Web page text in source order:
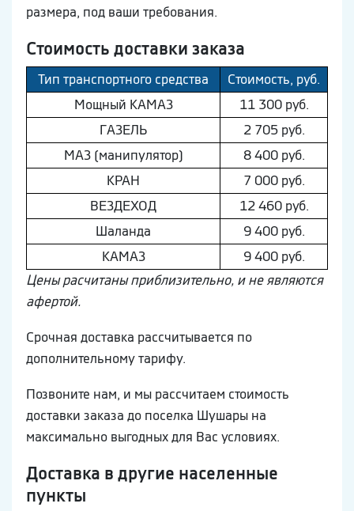
размера, под ваши требования.
Стоимость доставки заказа
Тип транспортного средства
Стоимость, руб.
Мощный КAМAЗ
11 300 руб.
ГAЗEЛЬ
2 705 руб.
МAЗ (манипулятор)
8 400 руб.
КРАН
7 000 руб.
ВEЗДEХОД
12 460 руб.
Шaлaнда
9 400 руб.
КAМAЗ
9 400 руб.
Цены расчитаны приблизительно, и не являются
афертой.
Срочная доставка рассчитывается по
дополнительному тарифу.
Позвоните нам, и мы рассчитаем стоимость
доставки заказа до поселка Шушары на
максимально выгодных для Вас условиях.
Доставка в другие населенные
пункты